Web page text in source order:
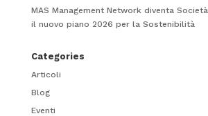
MAS Management Network diventa
il nuovo piano 2026 per la Sostenibilità
Categories
Articoli
Blog
Eventi